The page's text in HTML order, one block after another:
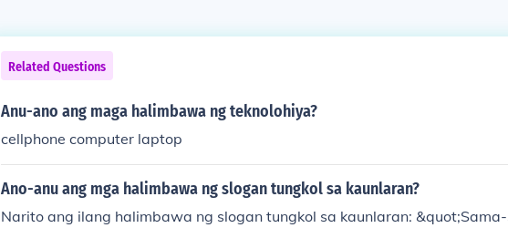
Related Questions
Anu-ano ang maga halimbawa ng teknolohiya?
cellphone computer laptop
Ano-anu ang mga halimbawa ng slogan tungkol sa kaunlaran?
Narito ang ilang halimbawa ng slogan tungkol sa kaunlaran: